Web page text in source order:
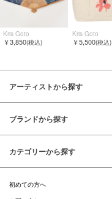
Kris Goto
￥3,850(税込)
Kris Goto
￥5,500(税込)
アーティストから探す
ブランドから探す
カテゴリーから探す
初めての方へ